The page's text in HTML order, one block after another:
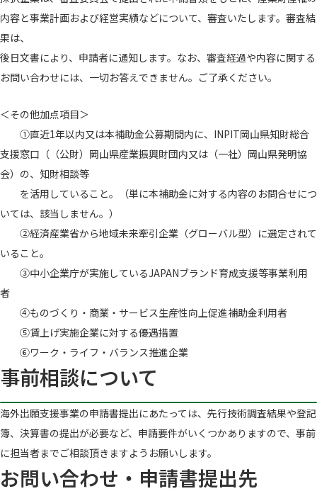
内容と事業計画および経営実績などについて、審査いたします。審査結
果は、
後日文書により、申請者に通知します。なお、審査経過や内容に関する
お問い合わせには、一切お答えできません。ご了承ください。
＜その他加点項目＞
①直近1年以内又は本補助金公募期間内に、INPIT岡山県知財総合
支援窓口（（公財）岡山県産業振興財団内又は（一社）岡山県発明協
会）の、知財相談等
を活用していること。（単に本補助金に対する内容のお問合せにつ
いては、該当しません。）
②経済産業省から地域未来牽引企業（グローバル型）に選定されて
いること。
③中小企業庁が実施しているJAPANブランド育成支援等事業利用
者
④ものづくり・商業・サービス生産性向上促進補助金利用者
⑤賃上げ実施企業に対する優遇措置
⑥ワーク・ライフ・バランス推進企業
事前相談について
海外出願支援事業の申請書提出にあたっては、先行技術調査結果や登記
簿、決算書の提出が必要など、申請要件がいくつかありますので、事前
に担当者までご相談頂きますようお願いします。
お問い合わせ・申請書提出先